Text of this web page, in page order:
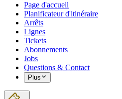
Page d'accueil
Planificateur d'itinéraire
Arrêts
Lignes
Tickets
Abonnements
Jobs
Questions & Contact
Plus